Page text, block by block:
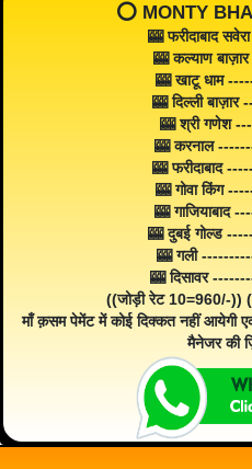
⭕️ MONTY
🎰 फरीदाबाद
🎰 कल्याण
🎰 खाटू धाम
🎰 दिल्ली
🎰 श्री गणेश
🎰 करनाल
🎰 फरीदाबाद
🎰 गोवा किंग
🎰 गाजियाबाद
🎰 दुबई गोल्ड
🎰 गली
🎰 दिसावर
((जोड़ी रेट 10=960/-
माँ क़सम पेमेंट में कोई दिक्कत नहीं आयेगी
मैनेजर की